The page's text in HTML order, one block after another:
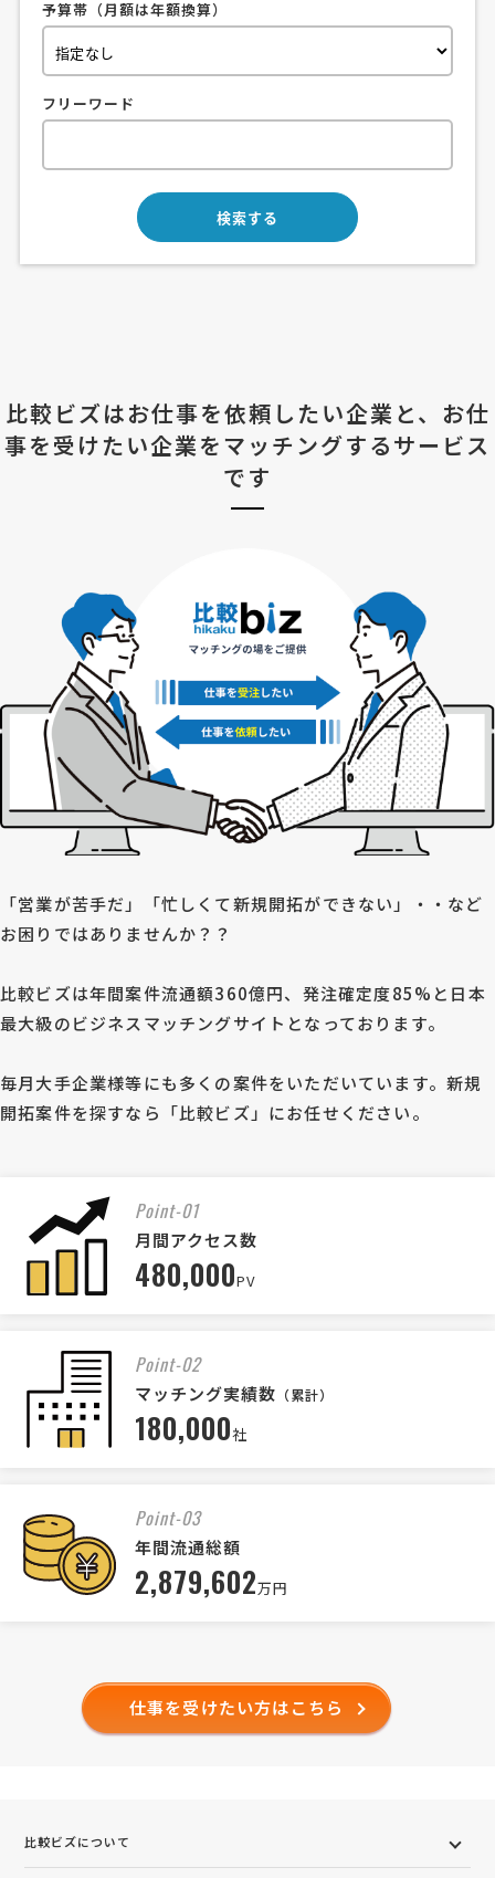
予算帯（月額は年額換算）
フリーワード
比較ビズはお仕事を依頼したい企業と、 お仕
事を受けたい企業をマッチングするサービス
です
「営業が苦手だ」「忙しくて新規開拓ができない」・・など
お困りではありませんか？？
比較ビズは年間案件流通額360億円、発注確定度85%と日本
最大級のビジネスマッチングサイトとなっております。
毎月大手企業様等にも多くの案件をいただいています。新規
開拓案件を探すなら「比較ビズ」にお任せください。
Point-01
月間アクセス数
480,000PV
Point-02
マッチング実績数 （累計）
180,000社
Point-03
年間流通総額
2,879,602万円
仕事を受けたい方はこちら
比較ビズについて